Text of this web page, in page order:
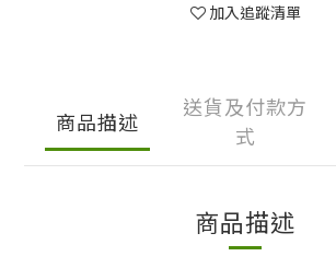
加入追蹤清單
商品描述
送貨及付款方
式
商品描述